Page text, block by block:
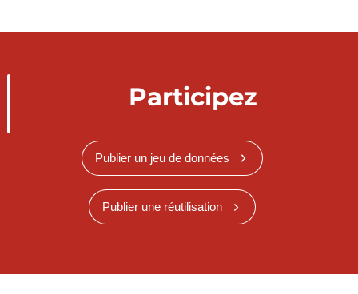
Participez
Publier un jeu de données
Publier une réutilisation